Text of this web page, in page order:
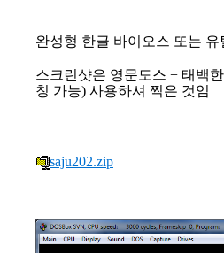
완성형 한글 바이오스 또는 유
스크린샷은 영문도스 + 태백
칭 가능) 사용하셔 찍은 것임
saju202.zip